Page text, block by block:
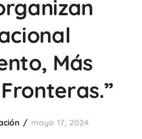
Más
mayo 17, 2024